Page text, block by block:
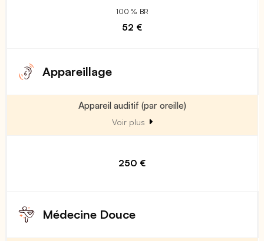
100 % BR
52 €
Appareillage
Appareil auditif (par oreille)
Voir plus
250 €
Médecine Douce